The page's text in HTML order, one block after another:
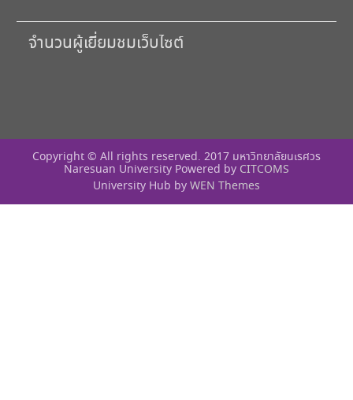
จำนวนผู้เยี่ยมชมเว็บไซต์
Copyright © All rights reserved. 2017 มหาวิทยาลัยนเรศวร
Naresuan University Powered by CITCOMS
University Hub by WEN Themes